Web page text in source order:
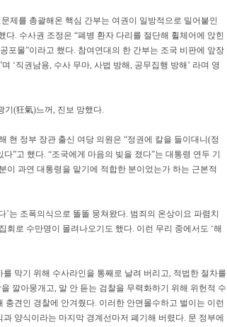
제를 총괄해온 핵심 간부는 여권이 일방적으로 밀어붙인
다. 수사권 조정은 “폐병 환자 다리를 절단해 휠체어에 앉힌
포물”이라고 했다. 참여연대의 한 간부는 조국 비판에 앞장
‘직권남용, 수사 무마, 사법 방해, 공무집행 방해’ 라며 영
기(狂氣)느꺼, 진보 망했다.
현 정부 장관 출신 여당 의원은 “정권에 칼을 들이대니(정
”고 했다. “조국에게 마음의 빚을 졌다”는 대통령 연두 기
이 과연 대통령을 맡기에 적합한 분이었는가 하는 근본적
’는 조폭의식으로 똘똘 뭉쳐왔다. 범죄의 온상이요 파렴치
회로 수만명이 몰려나오기도 했다. 이런 무리 중에서도 ‘해
막기 위해 수사라인을 통째로 날려 버리고, 적법한 절차를
깔아뭉개고, 말 안 듣는 검찰을 무력화하기 위해 위헌적 수
충견인 경찰에 안겨줬다. 이러한 안면몰수하고 벌이는 이런
양식이라는 마지막 경계선마저 폐기해 버렸다. 문 정부에